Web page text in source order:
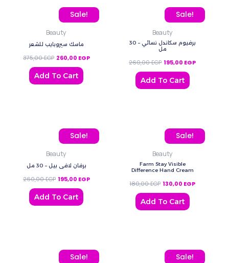
Sale!
Beauty
ماسك سيروبايب للشعر
375,00EGP
Original price was: 375,00 EGP.
260,00 EGP
Current price is: 260,00 EGP.
Add To Cart
Sale!
Beauty
برفيوم سكاندل نسائي – 30
مل
260,00EGP
Original price was:
195,00 EGP
Current
Add To Cart
Sale!
Beauty
برفان لافي بيل – 30 مل
260,00EGP
Original price was: 260,00 EGP.
195,00 EGP
Current price is: 195,00 EGP.
Add To Cart
Sale!
Beauty
Farm Stay Visible
Difference Hand Cream
180,00EGP
Original price was:
130,00 EGP
Current
Add To Cart
Sale!
Original price was: 290,00 EGP.
Current price is: 199,00 EGP. Sale!
Original price was:
Current price